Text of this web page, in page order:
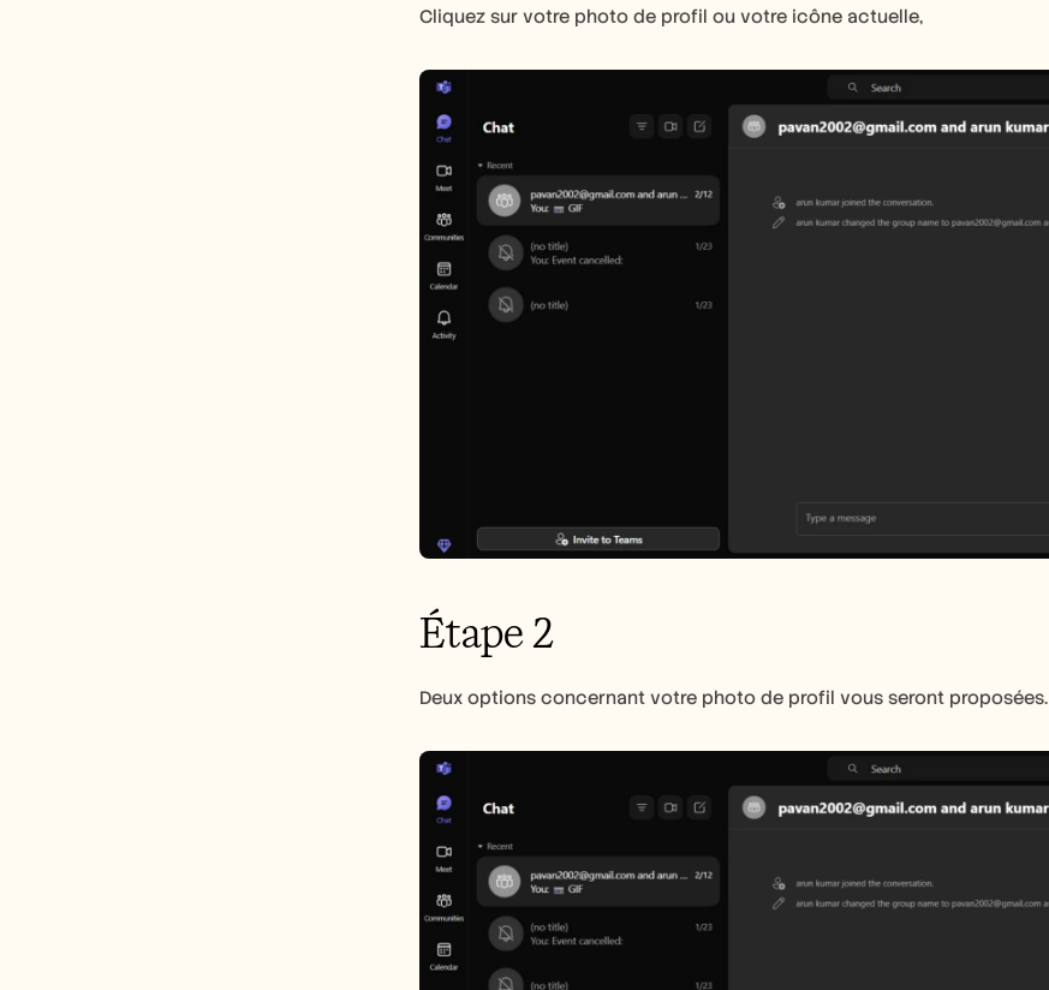
Cliquez sur votre photo de profil ou votre icône actuelle,
Étape 2
Deux options concernant votre photo de profil vous seront proposées.